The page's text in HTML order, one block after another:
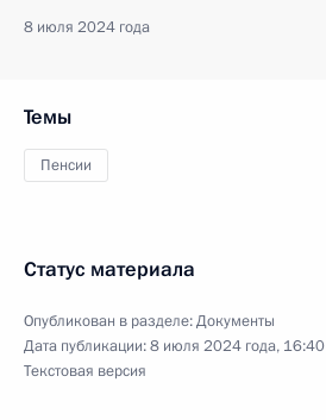
8 июля 2024 года
Темы
Пенсии
Статус материала
Опубликован в разделе:Документы
Дата публикации:8 июля 2024 года, 16:40
Текстовая версия